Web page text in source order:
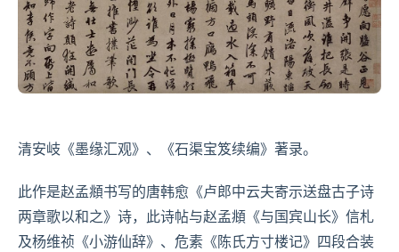
清安岐 《墨缘汇观》 、《石渠宝笈续编》著录。
此作是赵孟頫书写的唐韩愈 《卢郎中云夫寄示送盘古子诗
两章歌以和之》诗，此诗帖与赵孟頫《与国宾山长》信札
及杨维祯《小游仙辞》、 危素 《陈氏方寸楼记》四段合装